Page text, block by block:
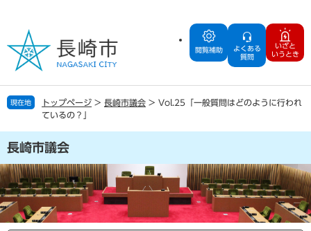
の
で
す
ー
ば
し
文
へ
閲覧補助
よくある
質問
いざと
いうとき
現在地 トップページ > 長崎市議会 > Vol.25「一般質問はどのように行われ
ているの？」
長崎市議会